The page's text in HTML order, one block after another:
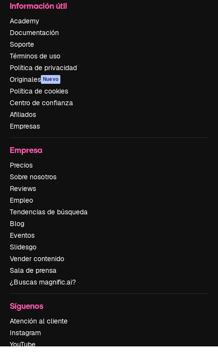
Información útil
Academy
Documentación
Soporte
Términos de uso
Política de privacidad
Originales Nuevo
Política de cookies
Centro de confianza
Afiliados
Empresas
Empresa
Precios
Sobre nosotros
Reviews
Empleo
Tendencias de búsqueda
Blog
Eventos
Slidesgo
Vender contenido
Sala de prensa
¿Buscas magnific.ai?
Síguenos
Atención al cliente
Instagram
YouTube